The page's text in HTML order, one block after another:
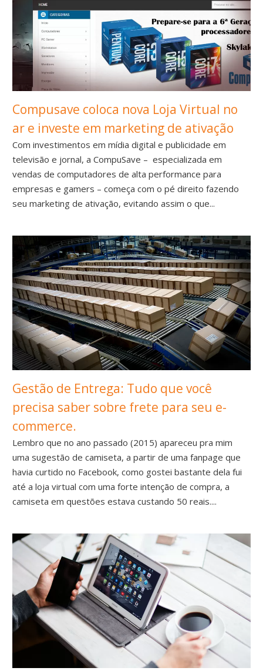
Compusave coloca nova Loja Virtual no
ar e investe em marketing de ativação
Com investimentos em mídia digital e publicidade em
televisão e jornal, a CompuSave – especializada em
vendas de computadores de alta performance para
empresas e gamers – começa com o pé direito fazendo
seu marketing de ativação, evitando assim o que...
Gestão de Entrega: Tudo que você
precisa saber sobre frete para seu e-
commerce.
Lembro que no ano passado (2015) apareceu pra mim
uma sugestão de camiseta, a partir de uma fanpage que
havia curtido no Facebook, como gostei bastante dela fui
até a loja virtual com uma forte intenção de compra, a
camiseta em questões estava custando 50 reais....